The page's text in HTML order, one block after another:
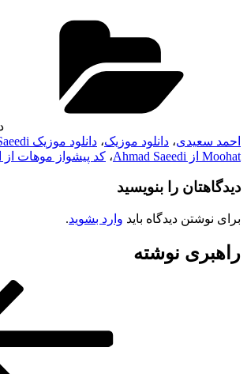
احمد سعیدی، دانلود موزیک، دانلود موزیک Ahmad Saeedi
Moohat از Ahmad Saeedi
، کد پیشواز موهات
دیدگاهتان را بنویسید
برای نوشتن دیدگاه باید وارد بشوید.
راهبری نوشته